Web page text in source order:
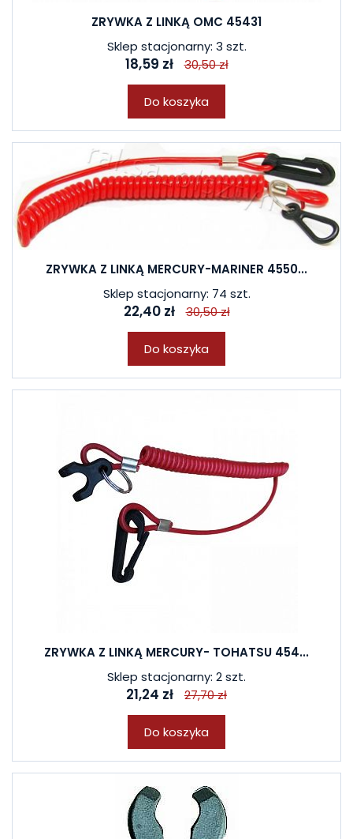
ZRYWKA Z LINKĄ OMC 45431
Sklep stacjonarny: 3 szt.
18,59 zł 30,50 zł
Do koszyka
ZRYWKA Z LINKĄ MERCURY-MARINER 4550...
Sklep stacjonarny: 74 szt.
22,40 zł 30,50 zł
Do koszyka
ZRYWKA Z LINKĄ MERCURY- TOHATSU 454...
Sklep stacjonarny: 2 szt.
21,24 zł 27,70 zł
Do koszyka